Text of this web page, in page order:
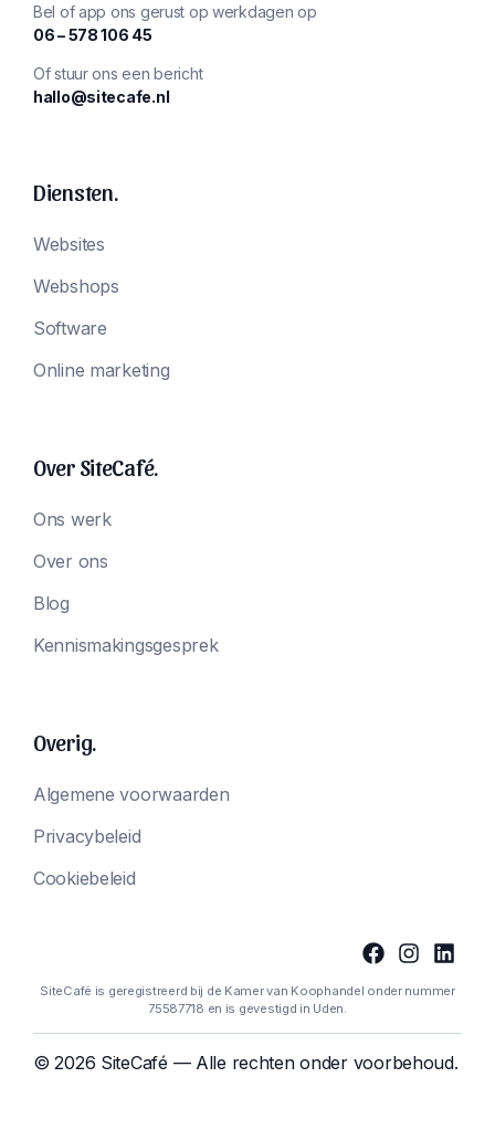
Bel of app ons gerust op werkdagen op
‪06 – 578 106 45‬
Of stuur ons een bericht
hallo@sitecafe.nl
Diensten.
Websites
Webshops
Software
Online marketing
Over SiteCafé.
Ons werk
Over ons
Blog
Kennismakingsgesprek
Overig.
Algemene voorwaarden
Privacybeleid
Cookiebeleid
SiteCafé is geregistreerd bij de Kamer van Koophandel onder nummer
75587718 en is gevestigd in Uden.
© 2026 SiteCafé — Alle rechten onder voorbehoud.